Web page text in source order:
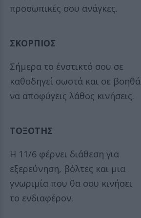
προσωπικές σου ανάγκες.
ΣΚΟΡΠΙΟΣ
Σήμερα το ένστικτό σου σε
καθοδηγεί σωστά και σε βοηθά
να αποφύγεις λάθος κινήσεις.
ΤΟΞΟΤΗΣ
Η 11/6 φέρνει διάθεση για
εξερεύνηση, βόλτες και μια
γνωριμία που θα σου κινήσει
το ενδιαφέρον.